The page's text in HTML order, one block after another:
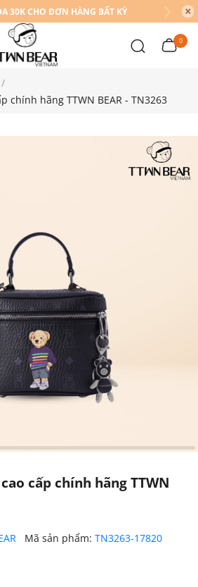
30K CHO ĐƠN HÀNG BẤT KỲ
0
/
chính hãng TTWN BEAR - TN3263
cấp chính hãng TTWN
Mã sản phẩm: TN3263-17820